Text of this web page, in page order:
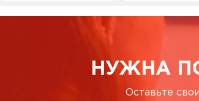
НУЖНА
Оставьте